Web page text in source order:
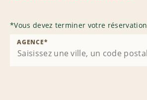
*Vous devez terminer votre réservation
AGENCE*